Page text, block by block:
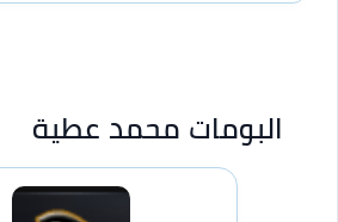
البومات محمد عطية